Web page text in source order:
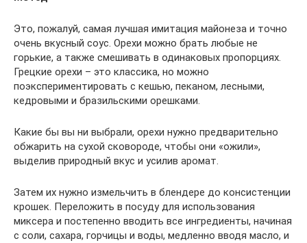
Это, пожалуй, самая лучшая имитация майонеза и точно
очень вкусный соус. Орехи можно брать любые не
горькие, а также смешивать в одинаковых пропорциях.
Грецкие орехи – это классика, но можно
поэкспериментировать с кешью, пеканом, лесными,
кедровыми и бразильскими орешками.
Какие бы вы ни выбрали, орехи нужно предварительно
обжарить на сухой сковороде, чтобы они «ожили»,
выделив природный вкус и усилив аромат.
Затем их нужно измельчить в блендере до консистенции
крошек. Переложить в посуду для использования
миксера и постепенно вводить все ингредиенты, начиная
с соли, сахара, горчицы и воды, медленно вводя масло, и